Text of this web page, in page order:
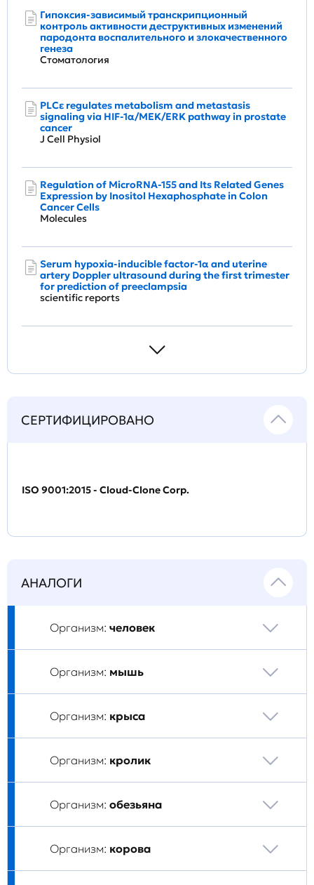
Гипоксия-зависимый транскрипционный
контроль активности деструктивных изменений
пародонта воспалительного и злокачественного
генеза
Стоматология
PLCε regulates metabolism and metastasis
signaling via HIF‐1α/MEK/ERK pathway in prostate
cancer
J Cell Physiol
Regulation of MicroRNA-155 and Its Related Genes
Expression by Inositol Hexaphosphate in Colon
Cancer Cells
Molecules
Serum hypoxia-inducible factor-1α and uterine
artery Doppler ultrasound during the first trimester
for prediction of preeclampsia
scientific reports
СЕРТИФИЦИРОВАНО
ISO 9001:2015 - Cloud-Clone Corp.
АНАЛОГИ
Организм: человек
Организм: мышь
Организм: крыса
Организм: кролик
Организм: обезьяна
Организм: корова